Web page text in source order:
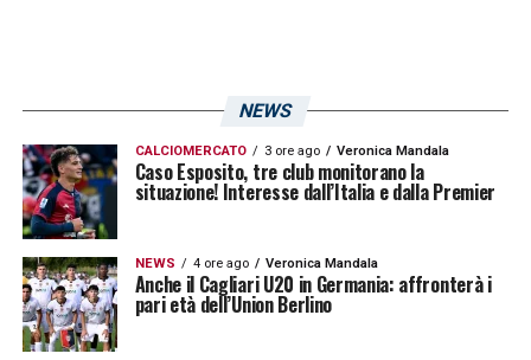
NEWS
CALCIOMERCATO 3 ore ago Veronica Mandala
Caso Esposito, tre club monitorano la
situazione! Interesse dall’Italia e dalla Premier
NEWS 4 ore ago Veronica Mandala
Anche il Cagliari U20 in Germania: affronterà i
pari età dell’Union Berlino